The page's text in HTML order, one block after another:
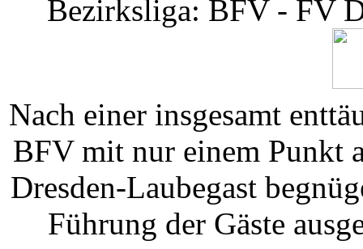
Bezirksliga: BFV - FV
Nach einer insgesamt
BFV mit nur einem Punkt
Dresden-Laubegast
Führung der Gäste